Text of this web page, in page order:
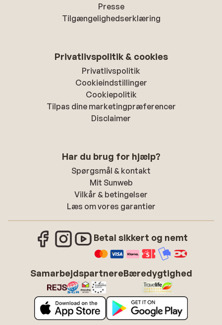
Presse
Tilgængelighedserklæring
Privatlivspolitik & cookies
Privatlivspolitik
Cookieindstillinger
Cookiepolitik
Tilpas dine marketingpræferencer
Disclaimer
Har du brug for hjælp?
Spørgsmål & kontakt
Mit Sunweb
Vilkår & betingelser
Læs om vores garantier
Betal sikkert og nemt
SamarbejdspartnereBæredygtighed